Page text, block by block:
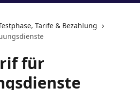
Tarife & Bezahlung
für